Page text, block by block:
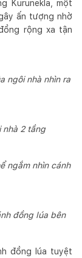
Kurunekla, một
ấn tượng nhờ
rộng xa tận
ngôi nhà nhìn ra
nhà 2 tầng
ngắm nhìn cánh
đồng lúa bên
đồng lúa tuyệt